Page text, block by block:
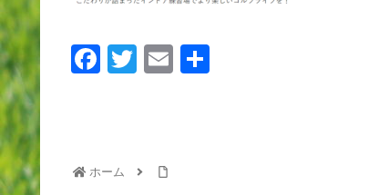
F
b
T
E
ホーム